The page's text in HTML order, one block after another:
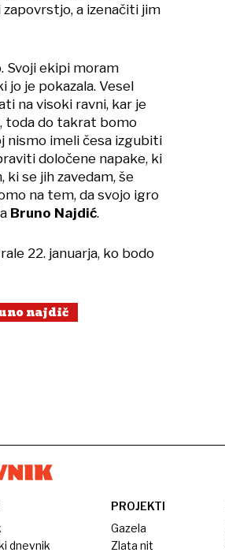
a izenačiti jim
Svoji ekipi moram
je pokazala. Vesel
na visoki ravni, kar je
toda do takrat bomo
nismo imeli česa izgubiti
določene napake, ki
ki se jih zavedam, še
na tem, da svojo igro
Bruno Najdić.
22. januarja, ko bodo
najdič
dnevnik
PROJEKTI
Gazela
Zlata nit